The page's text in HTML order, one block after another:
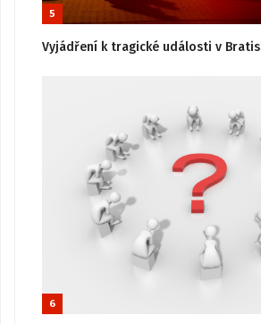
5
Vyjádření k tragické události v
6